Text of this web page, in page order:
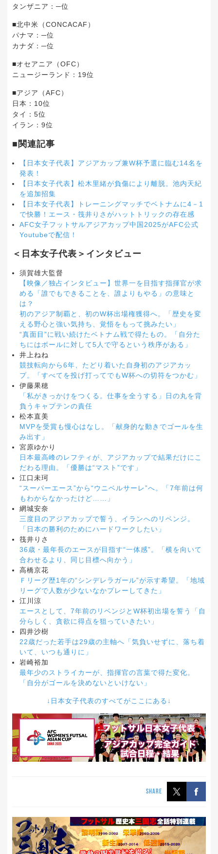
タンザニア：─位
■北中米（CONCACAF）
パナマ：─位
カナダ：─位
■オセアニア（OFC）
ニュージーランド：19位
■アジア（AFC）
日本：10位
タイ：5位
イラン：9位
■関連記事
【日本女子代表】アジアカップ兼W杯予選に臨む14名を
発表！
【日本女子代表】松木里緒が負傷により離脱。池内天紀
を追加招集
【日本女子代表】トレーニングマッチでベトナムに4－1
で快勝！エース・筏井りさがハットトリックの存在感
AFC女子フットサルアジアカップ中国2025がAFC公式
Youtubeで配信！
＜日本女子代表＞インタビュー
須賀雄大監督
【映像／独占インタビュー】世界一を目指す指揮官が求
める「誰でもできることを、誰よりもやる」の意味と
は？
初のアジア制覇と、初のW杯出場権獲得へ。「歴史を変
える野心と強い気持ち、覚悟をもって挑みたい」
“真面目”に戦い続けたベトナム戦で得たもの。「自分た
ちにはボールに対して5人で守るという秩序がある」
井上ねね
競技転向から6年、たどり着いた自身初のアジアカッ
プ。「すべてを投げ打ってでもW杯への切符をつかむ」
伊藤果穂
「私がきっかけをつくる。仕事を全うする」日の丸を背
負うキャプテンの責任
松本直美
MVPを受賞も慢心はなし。「献身的な動きでゴールを生
み出す」
宮原ゆかり
日本最高峰のレフティが、アジアカップで結果だけにこ
だわる理由。「優勝は“マスト”です」
江口未珂
“スーパーエース”から“ウニベルサーレ”へ。「7年前は何
もわからなかったけど……」
網城安奈
三度目のアジアカップで誓う、イランへのリベンジ。
「日本の勝利のためにハードワークしたい」
筏井りさ
36歳・最年長のエースが目指す“一体感”。「横を向いて
合わせるより、同じ目標へ向かう」
高橋京花
Ｆリーグ歴1年の“シンデレラガール”が示す希望。「地域
リーグで人数が少ないなかプレーしてきた」
江川涼
エースとして、7年前のリベンジとW杯初出場を誓う「自
分らしく、貪欲に得点を狙っていきたい」
四井沙樹
22歳だった若手は29歳の主軸へ「気負いせずに、落ち着
いて、いつも通りに」
岩崎裕加
最年少のストライカーが、指揮官の言葉で得た変化。
「自分がゴールを決めないといけない」
↓日本女子代表のすべてがここにある↓
SHARE